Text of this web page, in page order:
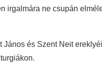
irgalmára ne csupán
János és Szent Neit